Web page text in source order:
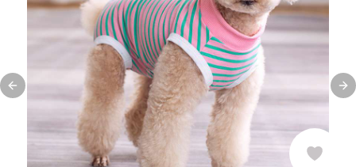
Previous slide